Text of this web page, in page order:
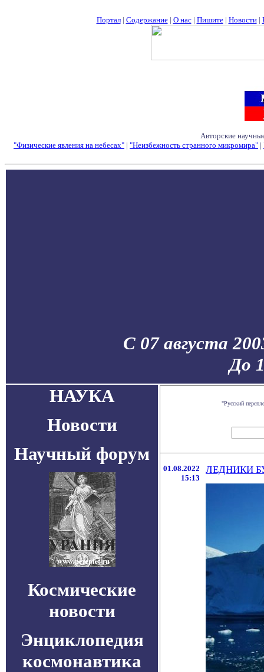
Портал| Содержание| О нас| Пишите| Новости|
Авторские
"Физические явления на небесах" | "Неизбежность странного микромира" |
С 07 августа
До
НАУКА
Новости
Научный форум
Космические
новости
Энциклопедия
космонавтика
"Русский
01.08.2022
15:13
ЛЕДНИКИ